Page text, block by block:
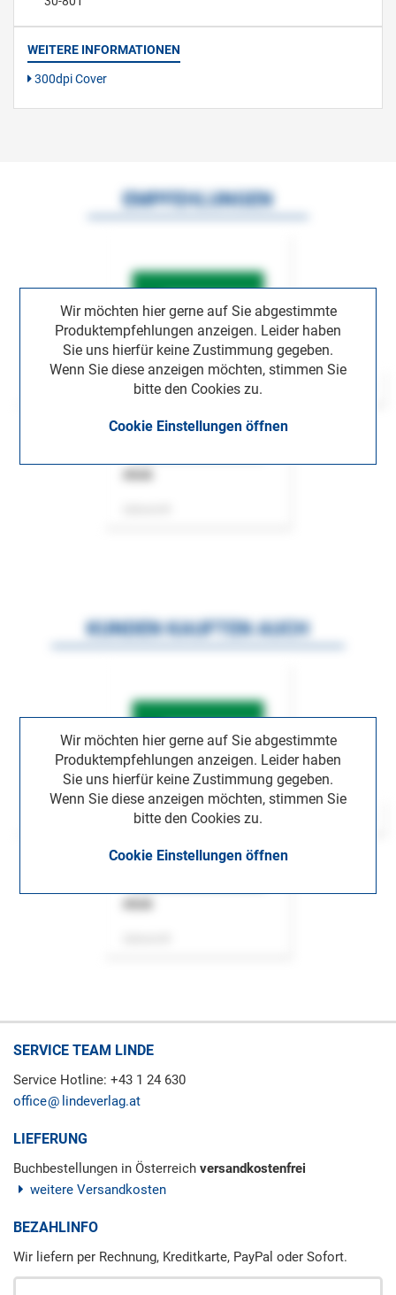
WEITERE INFORMATIONEN
300dpi Cover
Wir möchten hier gerne auf Sie abgestimmte
Produktempfehlungen anzeigen. Leider haben
Sie uns hierfür keine Zustimmung gegeben.
Wenn Sie diese anzeigen möchten, stimmen Sie
bitte den Cookies zu.
Cookie Einstellungen öffnen
EMPFEHLUNGEN
Wir möchten hier gerne auf Sie abgestimmte
Produktempfehlungen anzeigen. Leider haben
Sie uns hierfür keine Zustimmung gegeben.
Wenn Sie diese anzeigen möchten, stimmen Sie
bitte den Cookies zu.
Cookie Einstellungen öffnen
KUNDEN KAUFTEN AUCH
SERVICE TEAM LINDE
Service Hotline: +43 1 24 630
office
lindeverlag.at
LIEFERUNG
Buchbestellungen in Österreich versandkostenfrei
weitere Versandkosten
BEZAHLINFO
Wir liefern per Rechnung, Kreditkarte, PayPal oder Sofort.